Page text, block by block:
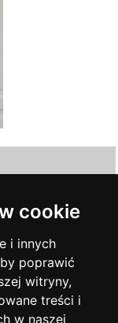
cookie
i innych
poprawić
witryny,
treści i
w naszej
b